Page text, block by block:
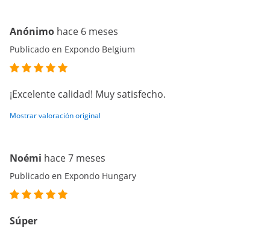
Anónimo hace 6 meses
Publicado en Expondo Belgium
¡Excelente calidad! Muy satisfecho.
Mostrar valoración original
Noémi hace 7 meses
Publicado en Expondo Hungary
Súper